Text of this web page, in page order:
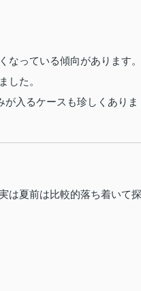
なっている傾向があります。
した。
入るケースも珍しくありま
は夏前は比較的落ち着いて探